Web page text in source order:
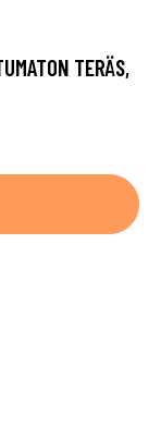
TERÄS,